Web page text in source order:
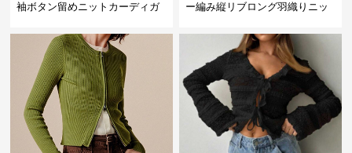
袖ボタン留めニットカーディガ
ー編み縦リブロング羽織りニッ